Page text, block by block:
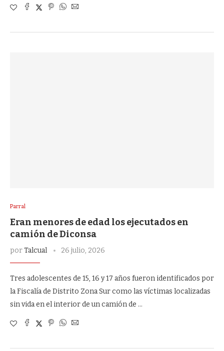
Parral
Eran menores de edad los ejecutados en
camión de Diconsa
porTalcual 26 julio, 2026
Tres adolescentes de 15, 16 y 17 años fueron identificados por
la Fiscalía de Distrito Zona Sur como las víctimas localizadas
sin vida en el interior de un camión de …